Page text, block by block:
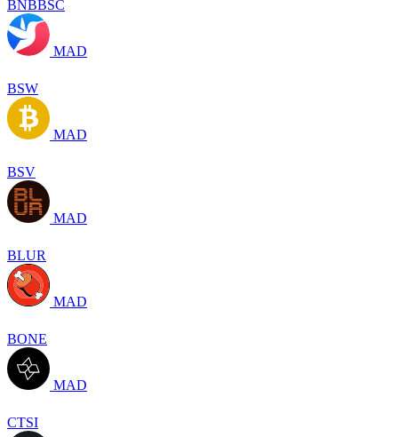
BNBBSC
MAD
BSW
MAD
BSV
MAD
BLUR
MAD
BONE
MAD
CTSI